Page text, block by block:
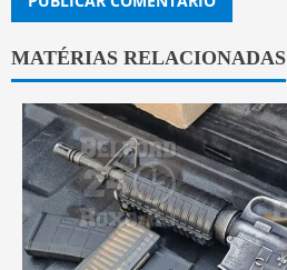
MATÉRIAS RELACIONADAS